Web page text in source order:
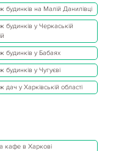
будинків на Малій Данилівці
будинків у Черкаській
будинків у Бабаях
будинків у Чугуєві
дач у Харківській області
кафе в Харкові